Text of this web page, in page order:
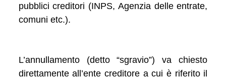
pubblici creditori (INPS, Agenzia delle entrate,
comuni etc.).
L’annullamento (detto “sgravio”) va chiesto
direttamente all’ente creditore a cui è riferito il